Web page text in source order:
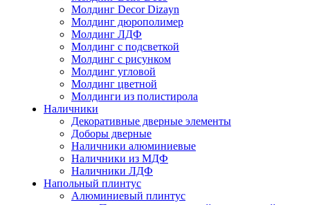
Молдинг Decor Dizayn
Молдинг дюрополимер
Молдинг ЛДФ
Молдинг с подсветкой
Молдинг с рисунком
Молдинг угловой
Молдинг цветной
Молдинги из полистирола
Наличники
Декоративные дверные элементы
Доборы дверные
Наличники алюминиевые
Наличники из МДФ
Наличники ЛДФ
Напольный плинтус
Алюминиевый плинтус